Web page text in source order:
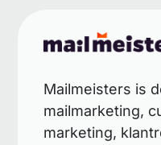
Mailmeisters is
mailmarketing,
marketing,